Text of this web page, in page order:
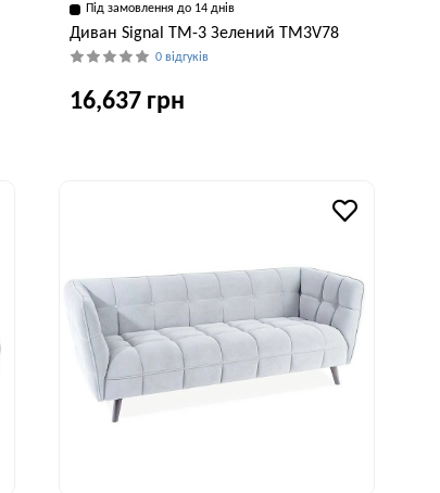
Під замовлення до 14 днів
Диван Signal TM-3 Зелений TM3V78
0 відгуків
16,637 грн
76 см